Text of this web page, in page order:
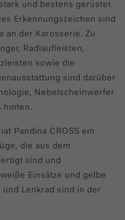
und bestens gerüstet
Erkennungszeichen sind
an der Karosserie. Zu
Radlaufleisten,
sowie die
sind darüber
Nebelscheinwerfer
hinten.
Pandina CROSS ein
die aus dem
sind und
Einsätze und gelbe
Lenkrad sind in der